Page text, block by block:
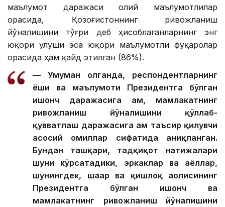
маълумот даражаси олий маълумотлилар
орасида, Қозоғистоннинг ривожланиш
йўналишини тўғри деб ҳисоблаганларнинг энг
юқори улуши эса юқори маълумотли фуқаролар
орасида ҳам қайд этилган (86%).
— Умуман олганда, респондентларнинг
ёши ва маълумоти Президентга бўлган
ишонч даражасига ҳам, мамлакатнинг
ривожланиш йўналишини қўллаб-
қувватлаш даражасига ҳам таъсир қилувчи
асосий омиллар сифатида аниқланган.
Бундан ташқари, тадқиқот натижалари
шуни кўрсатадики, эркаклар ва аёллар,
шунингдек, шаҳар ва қишлоқ аҳолисининг
Президентга бўлган ишонч ва
мамлакатнинг ривожланиш йўналишини